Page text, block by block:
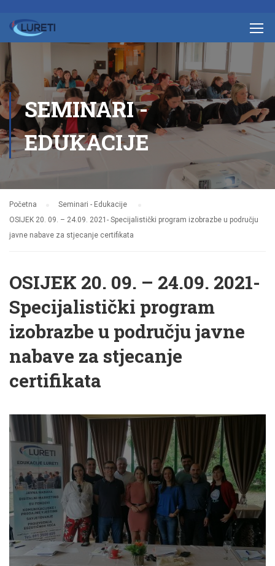
SEMINARI -
EDUKACIJE
Početna
Seminari - Edukacije
OSIJEK 20. 09. – 24.09. 2021- Specijalistički program izobrazbe u području
javne nabave za stjecanje certifikata
OSIJEK 20. 09. – 24.09. 2021-
Specijalistički program
izobrazbe u području javne
nabave za stjecanje
certifikata